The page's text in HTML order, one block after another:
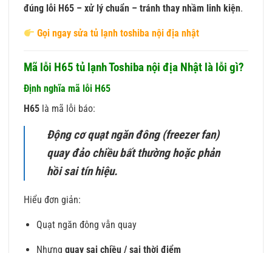
đúng lỗi H65 – xử lý chuẩn – tránh thay nhầm linh kiện.
Gọi ngay sửa tủ lạnh toshiba nội địa nhật
Mã lỗi H65 tủ lạnh Toshiba nội địa Nhật là lỗi gì?
Định nghĩa mã lỗi H65
H65 là mã lỗi báo:
Động cơ quạt ngăn đông (freezer fan)
quay đảo chiều bất thường hoặc phản
hồi sai tín hiệu.
Hiểu đơn giản:
Quạt ngăn đông vẫn quay
Nhưng quay sai chiều / sai thời điểm